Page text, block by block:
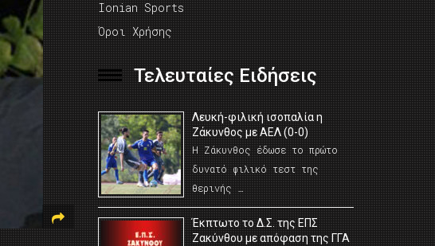
Ionian Sports
Όροι Χρήσης
Τελευταίες Ειδήσεις
Λευκή-φιλική ισοπαλία η
Ζάκυνθος με ΑΕΛ (0-0)
Η Ζάκυνθος έδωσε το πρώτο
δυνατό φιλικό τεστ της
θερινής …
Έκπτωτο το Δ.Σ. της ΕΠΣ
Ζακύνθου με απόφαση της ΓΓΑ